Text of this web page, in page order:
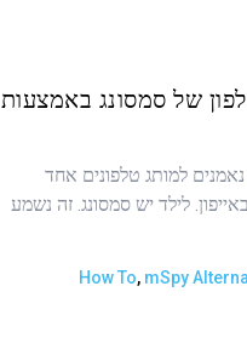
של סמסונג באמצעות
למותג טלפונים אחד
לילד יש סמסונג. זה נשמע
How To, mSpy